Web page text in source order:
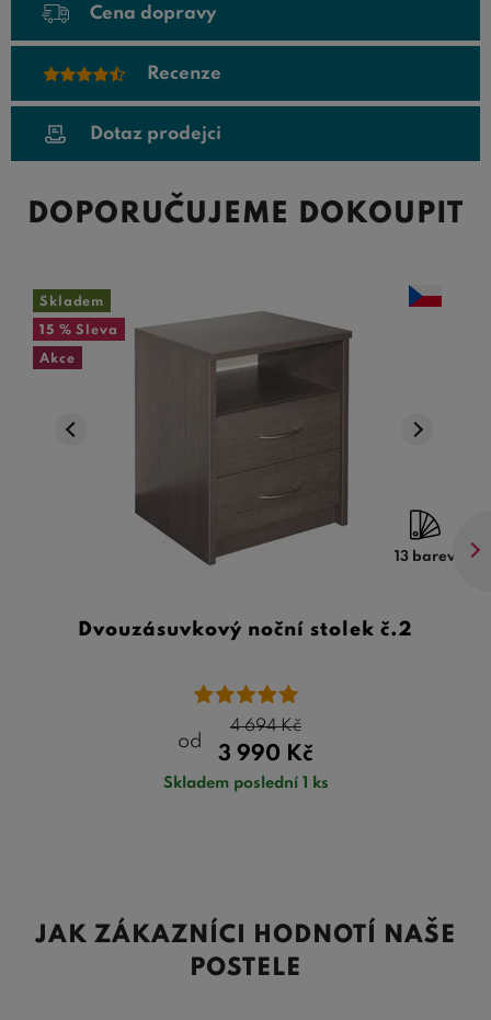
Cena dopravy
Recenze
Dotaz prodejci
DOPORUČUJEME DOKOUPIT
Skladem
15 % Sleva
Akce
13 barev
Dvouzásuvkový noční stolek č.2
od
3 990 Kč
4 694Kč
Skladem poslední 1 ks
JAK ZÁKAZNÍCI HODNOTÍ NAŠE
POSTELE